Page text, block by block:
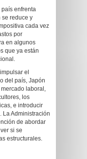
enfrenta
se reduce y
cada vez
por
en algunos
que ya están
el
del país, Japón
laboral,
los
e introducir
La Administración
de abordar
si se
estructurales.